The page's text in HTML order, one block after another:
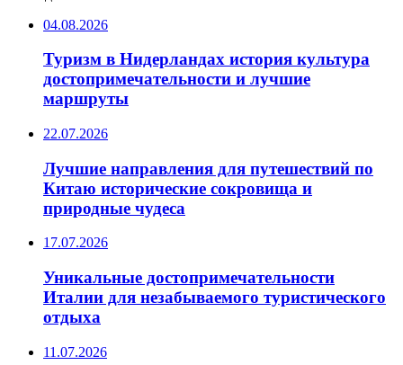
04.08.2026
Туризм в Нидерландах история культура
достопримечательности и лучшие
маршруты
22.07.2026
Лучшие направления для путешествий по
Китаю исторические сокровища и
природные чудеса
17.07.2026
Уникальные достопримечательности
Италии для незабываемого туристического
отдыха
11.07.2026